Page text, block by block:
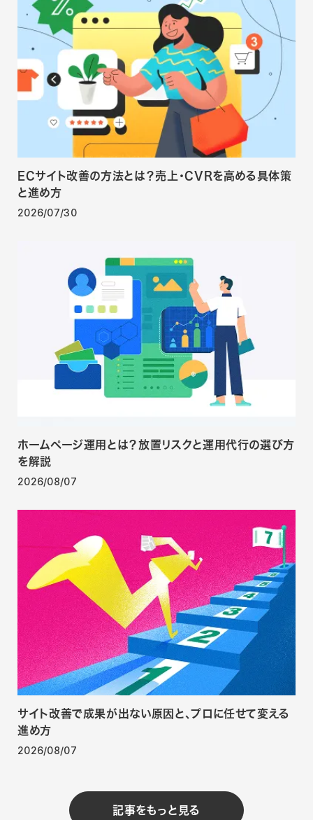
ECサイト改善の方法とは？売上・CVRを高める具体策
と進め方
2026/07/30
ホームページ運用とは？放置リスクと運用代行の選び方
を解説
2026/08/07
サイト改善で成果が出ない原因と、プロに任せて変える
進め方
2026/08/07
記事をもっと見る